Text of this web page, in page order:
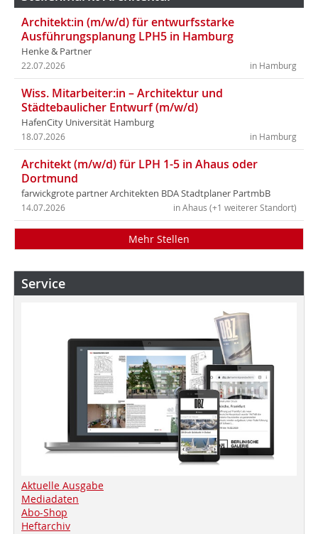
Architekt:in (m/w/d) für entwurfsstarke
Ausführungsplanung LPH5 in Hamburg
Henke & Partner
in Hamburg
22.07.2026
Wiss. Mitarbeiter:in – Architektur und
Städtebaulicher Entwurf (m/w/d)
HafenCity Universität Hamburg
in Hamburg
18.07.2026
Architekt (m/w/d) für LPH 1-5 in Ahaus oder
Dortmund
farwickgrote partner Architekten BDA Stadtplaner PartmbB
in Ahaus (+1 weiterer Standort)
14.07.2026
Mehr Stellen
Service
Aktuelle Ausgabe
Mediadaten
Abo-Shop
Heftarchiv